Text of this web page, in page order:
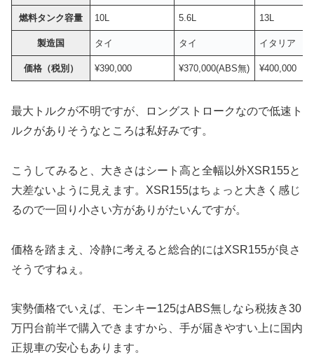
燃料タンク容量 10L 5.6L 13L
製造国 タイ タイ イタリア
価格（税別） ¥390,000 ¥370,000(ABS無) ¥400,000
最大トルクが不明ですが、ロングストロークなので低速ト
ルクがありそうなところは私好みです。
こうしてみると、大きさはシート高と全幅以外XSR155と
大差ないように見えます。XSR155はちょっと大きく感じ
るので一回り小さい方がありがたいんですが。
価格を踏まえ、冷静に考えると総合的にはXSR155が良さ
そうですねぇ。
実勢価格でいえば、モンキー125はABS無しなら税抜き30
万円台前半で購入できますから、手が届きやすい上に国内
正規車の安心もあります。